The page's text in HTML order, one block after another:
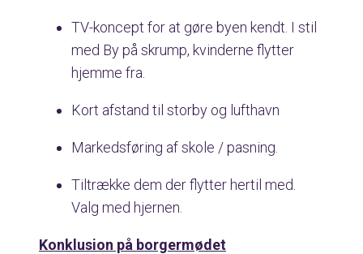
TV-koncept for at gøre byen kendt. I stil
med By på skrump, kvinderne flytter
hjemme fra.
Kort afstand til storby og lufthavn
Markedsføring af skole / pasning.
Tiltrække dem der flytter hertil med.
Valg med hjernen.
Konklusion på borgermødet